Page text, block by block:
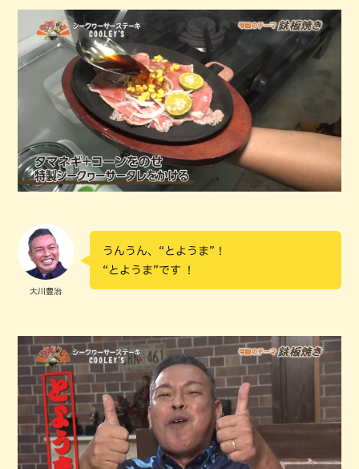
大川豊治
うんうん、“とようま”！
“とようま”です ！